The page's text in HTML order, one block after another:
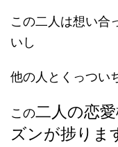
この二人は想い合
いし
他の人とくっつい
この二人の恋
ズンが捗りま